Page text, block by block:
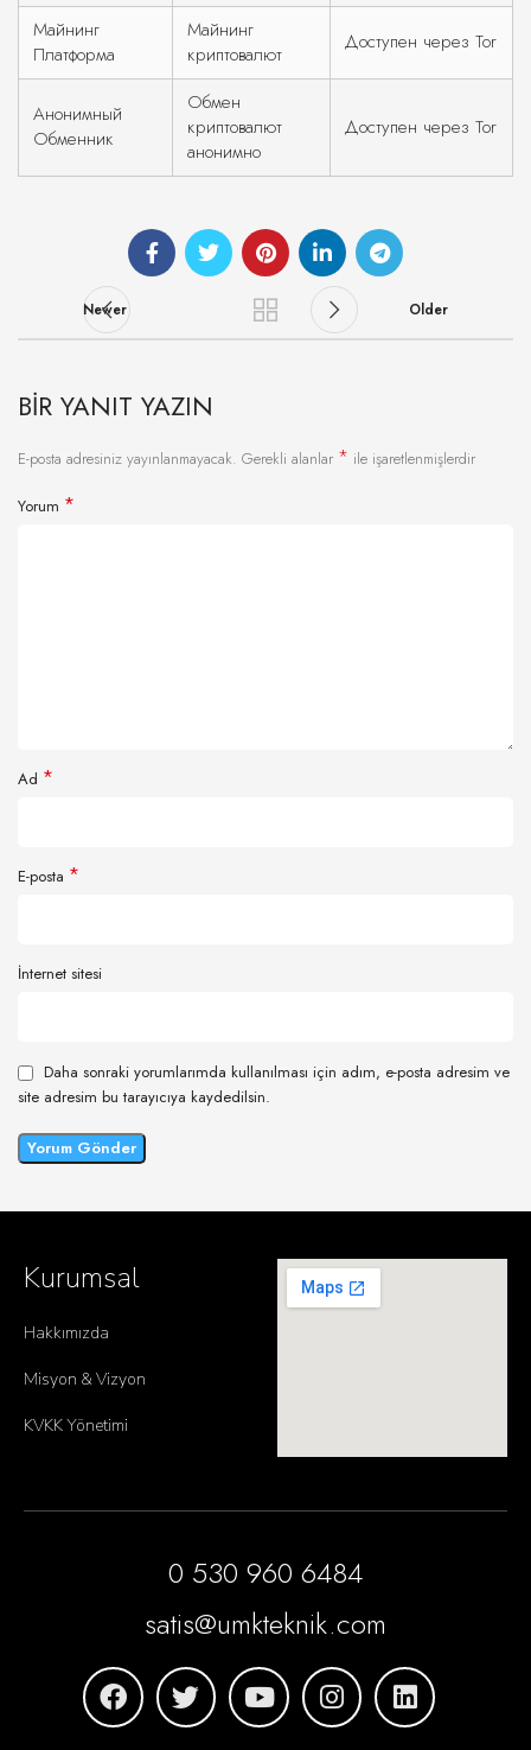
Майнинг
Платформа
Майнинг
криптовалют
Доступен через Tor
Анонимный
Обменник
Обмен
криптовалют
анонимно
Доступен через Tor
Newer Older
BIR YANIT YAZIN
E-posta adresiniz yayınlanmayacak. Gerekli alanlar * ile işaretlenmişlerdir
Yorum *
Ad *
E-posta *
İnternet sitesi
Daha sonraki yorumlarımda kullanılması için adım, e-posta adresim ve
site adresim bu tarayıcıya kaydedilsin.
Kurumsal
Hakkımızda
Misyon & Vizyon
KVKK Yönetimi
0 530 960 6484
satis@umkteknik.com